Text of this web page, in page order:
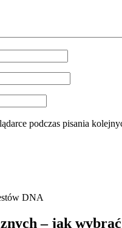
podczas pisania
– jak